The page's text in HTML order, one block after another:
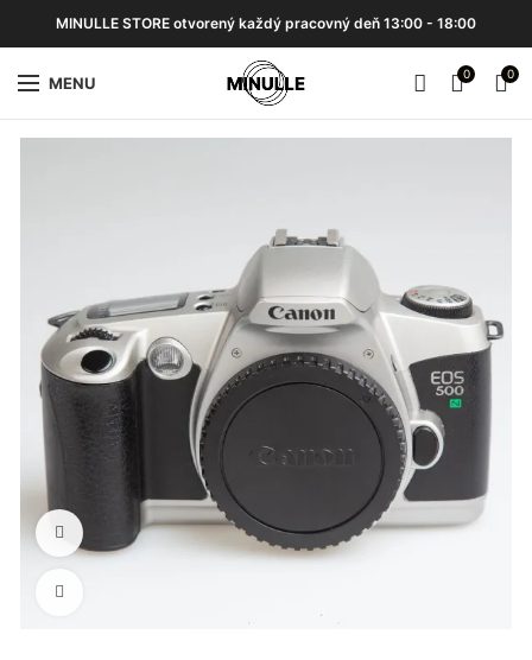
MINULLE STORE otvorený každý pracovný deň 13:00 - 18:00
MENU 0 0
Spustiť video